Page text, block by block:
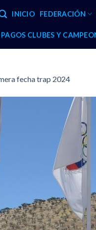
INICIO FEDERACIÓN
PAGOS CLUBES Y
fecha trap 2024